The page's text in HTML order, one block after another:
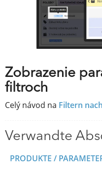
Zobrazenie
filtroch
Celý návod na Filtern
Verwandte
PRODUKTE /